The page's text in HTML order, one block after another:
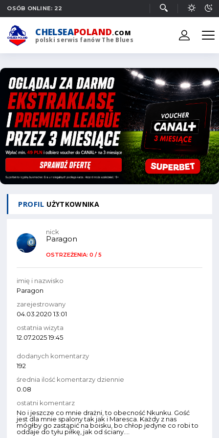
OSÓB ONLINE: 22
CHELSEAPOLAND.COM
polski serwis fanów The Blues
PROFIL UŻYTKOWNIKA
nick
Paragon
OSTRZEŻENIA: 0 / 5
imię i nazwisko
Paragon
zarejestrowany
04.03.2020 13:01
ostatnia wizyta
12.07.2025 19:45
dodanych komentarzy
192
średnia ilość komentarzy dziennie
0.08
ostatni komentarz
No i jeszcze co mnie drażni, to obecność Nkunku. Gość
jest dla mnie spalony tak jak i Maresca. Każdy z nas
mógłby go zastąpić na boisku, bo chłop jedyne co robi to
oddaje do tyłu piłkę, jak od ściany....